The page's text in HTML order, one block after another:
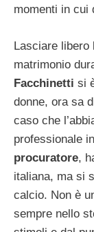
momenti in cui
Lasciare libero
matrimonio
Facchinetti si
donne, ora sa
caso che
professionale
procuratore,
italiana, ma si
calcio. Non è
sempre nello